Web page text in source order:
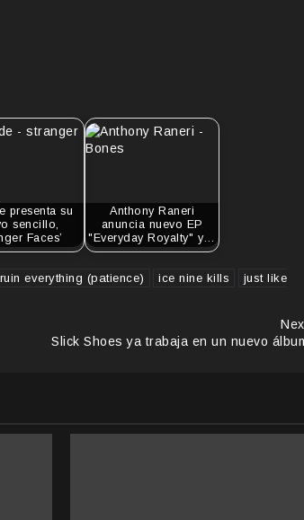
presenta su
sencillo,
Faces’
Anthony Raneri
anuncia nuevo EP
"Everyday Royalty" y…
everything (patience) ice nine kills
just like
Slick Shoes ya trabaja en un nuevo